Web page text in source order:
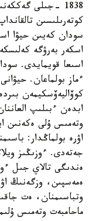
1838 -جىلى
كوتەرىلىسىن
سودان كەيىن حيۋا
اسكەر بەرۋگە
اسىعا قويمايدى.
ءماز بولماعان.
كوۆاليەۆسكيمەن
ابدەن ءبىلىپ
وتەمىس ۇلى ەكەنىن
اۋرە بولماڭدار:
جەتەدى. ءوزىڭىز
ەندىگى تالاي جىل
ەمەسپىن، وزگەنىڭ
وتباسىمنان، ەت
ماحامبەت وتەمىس